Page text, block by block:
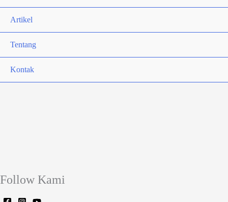
Artikel
Tentang
Kontak
Follow Kami